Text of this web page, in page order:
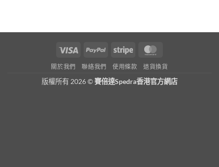
Visa PayPal Stripe
關於我們 聯絡我們 使用條款 退貨換貨
版權所有 2026 ©賽倍達Spedra香港官方網店